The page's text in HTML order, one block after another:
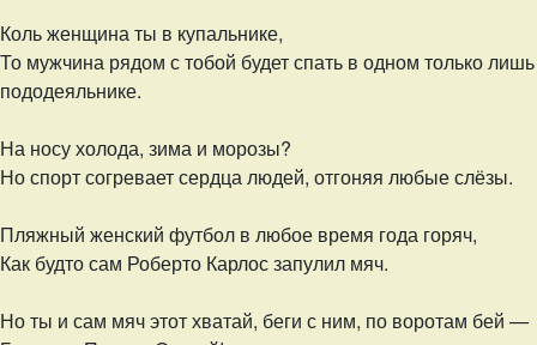
Коль женщина ты в купальнике,
То мужчина рядом с тобой будет спать в одном только лишь
пододеяльнике.
На носу холода, зима и морозы?
Но спорт согревает сердца людей, отгоняя любые слёзы.
Пляжный женский футбол в любое время года горяч,
Как будто сам Роберто Карлос запулил мяч.
Но ты и сам мяч этот хватай, беги с ним, по воротам бей —